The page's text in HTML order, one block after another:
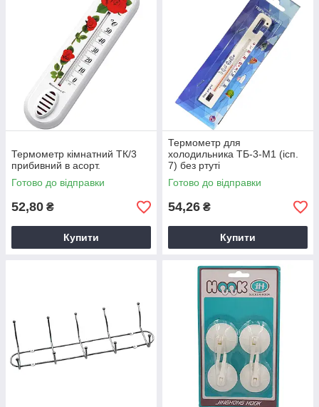
Термометр кімнатний ТК/3
прибивний в асорт.
Готово до відправки
52,80 ₴
Купити
Термометр для
холодильника ТБ-3-М1 (ісп.
7) без ртуті
Готово до відправки
54,26 ₴
Купити